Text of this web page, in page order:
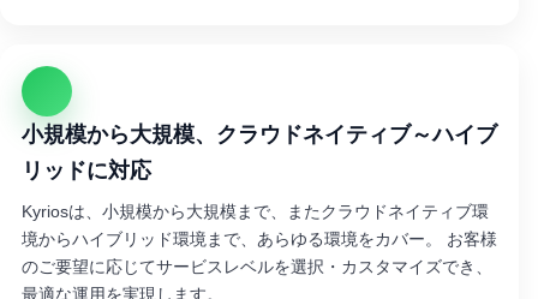
小規模から大規模、クラウドネイティブ～ハイブ
リッドに対応
Kyriosは、小規模から大規模まで、またクラウドネイティブ環
境からハイブリッド環境まで、あらゆる環境をカバー。 お客様
のご要望に応じてサービスレベルを選択・カスタマイズでき、
最適な運用を実現します。